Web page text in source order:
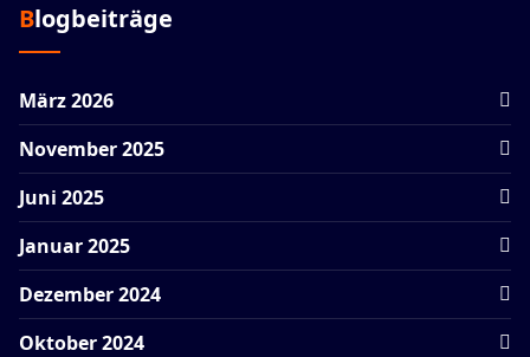
Blogbeiträge
März 2026
November 2025
Juni 2025
Januar 2025
Dezember 2024
Oktober 2024